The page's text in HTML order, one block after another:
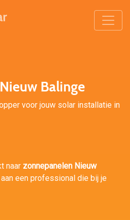
Balinge
voor jouw solar installatie in
naar zonnepanelen Nieuw
een professional die bij je